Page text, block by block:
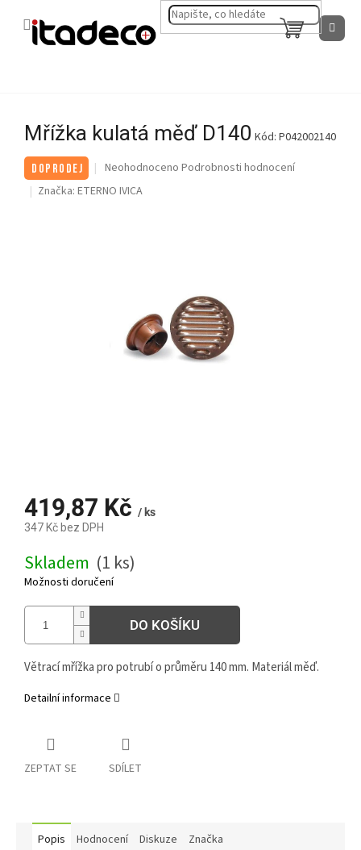
NÁKUPNÍ
KOŠÍK
Mřížka kulatá měď D140 Kód: P042002140
DOPRODEJ
Průměrné
produktu
Neohodnoceno Podrobnosti hodnocení
Značka: ETERNO IVICA
419,87 Kč / ks
347 Kč bez DPH
cena:
Skladem (1 ks)
Možnosti doručení
DO KOŠÍKU
Větrací mřížka pro potrubí o průměru 140 mm. Materiál měď.
Detailní informace
ZEPTAT SE SDÍLET
Popis Hodnocení Diskuze Značka